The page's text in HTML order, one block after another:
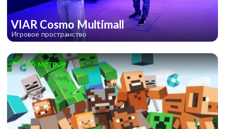
VIAR Cosmo Multimall
Игровое пространство
746 метров